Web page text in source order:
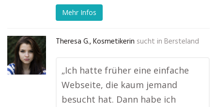
Mehr Infos
Theresa G., Kosmetikerin sucht in Bersteland
„Ich hatte früher eine einfache
Webseite, die kaum jemand
besucht hat. Dann habe ich